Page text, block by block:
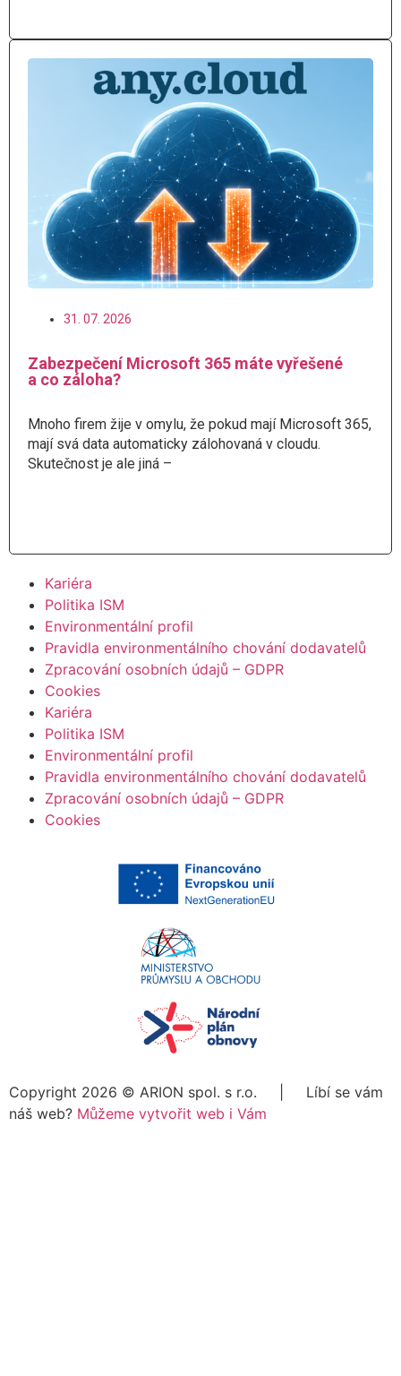
31. 07. 2026
Zabezpečení Microsoft 365 máte vyřešené
a co záloha?
Mnoho firem žije v omylu, že pokud mají Microsoft 365,
mají svá data automaticky zálohovaná v cloudu.
Skutečnost je ale jiná –
Kariéra
Politika ISM
Environmentální profil
Pravidla environmentálního chování dodavatelů
Zpracování osobních údajů – GDPR
Cookies
Kariéra
Politika ISM
Environmentální profil
Pravidla environmentálního chování dodavatelů
Zpracování osobních údajů – GDPR
Cookies
Copyright 2026 © ARION spol. s r.o. | Líbí se vám
náš web? Můžeme vytvořit web i Vám